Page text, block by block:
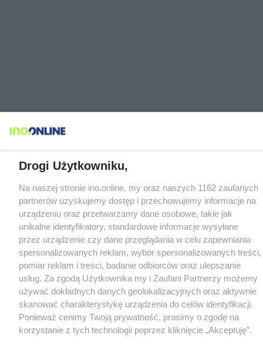
Drogi Użytkowniku,
Na naszej stronie ino.online, my oraz naszych 1162 zaufanych
partnerów uzyskujemy dostęp i przechowujemy informacje na
urządzeniu oraz przetwarzamy dane osobowe, takie jak
unikalne identyfikatory, standardowe informacje wysyłane
przez urządzenie czy dane przeglądania w celu zapewniania
spersonalizowanych reklam, wybór spersonalizowanych treści,
pomiar reklam i treści, badanie odbiorców oraz ulepszanie
usług. Za zgodą Użytkownika my i Zaufani Partnerzy możemy
używać dokładnych danych geolokalizacyjnych oraz aktywnie
skanować charakterystykę urządzenia do celów identyfikacji.
Ponieważ cenimy Twoją prywatność, prosimy o zgodę na
korzystanie z tych technologii poprzez kliknięcie „Akceptuję”.